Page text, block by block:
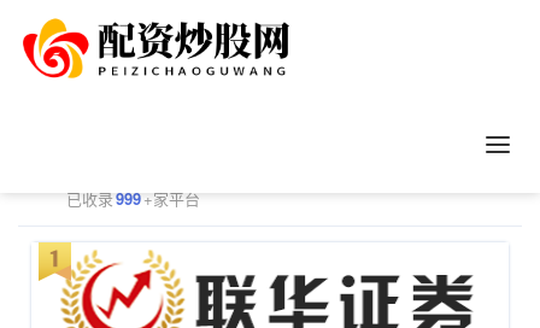
已收录999+家平台